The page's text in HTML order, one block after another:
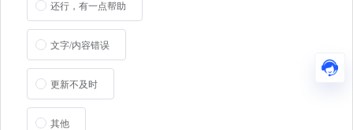
还行，有一点帮助
文字/内容错误
更新不及时
其他